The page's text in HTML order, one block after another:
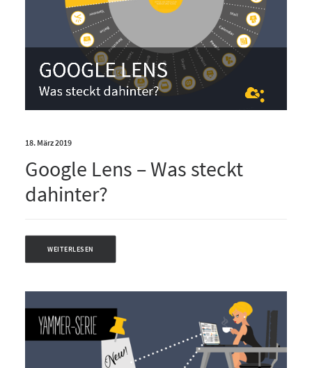
18. März 2019
Google Lens – Was steckt
dahinter?
WEITERLESEN